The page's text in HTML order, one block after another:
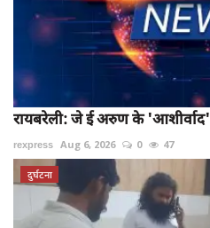
रायबरेली: जे ई अरुण के
rexpress Aug 6, 2026 0 47
दुर्घटना